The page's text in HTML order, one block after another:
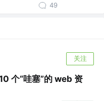
49
关注
个“哇塞”的 web 资